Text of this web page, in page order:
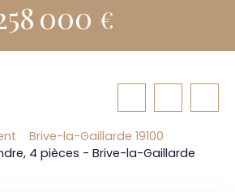
000 €
Brive-la-Gaillarde 19100
4 pièces - Brive-la-Gaillarde